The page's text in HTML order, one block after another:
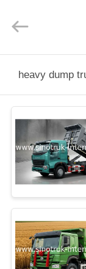
HAUSE
ÜBER
UNS
LTD..
heavy dump